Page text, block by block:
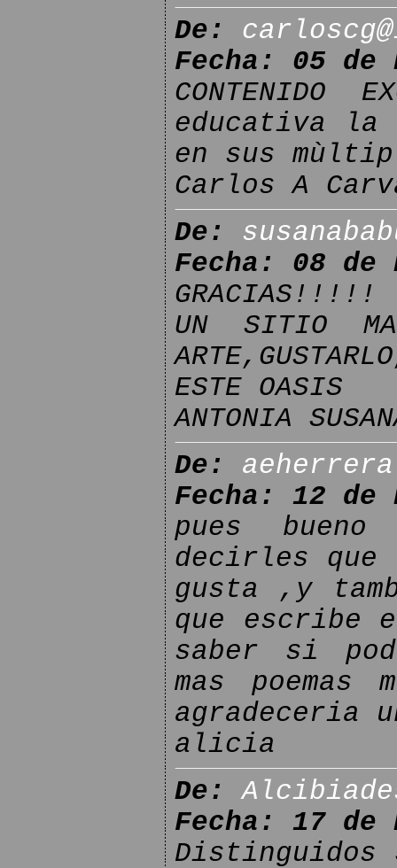
De:
Fecha: 05 de
CONTENIDO
educativa la
en sus
Carlos A
De:
Fecha: 08 de
GRACIAS!!!!!
UN SITIO
ESTE OASIS
ANTONIA
De:
Fecha: 12 de
pues
decirles que
gusta ,y
que escribe
saber si
mas
agradeceria
alicia
De:
Fecha: 17 de
Distinguidos